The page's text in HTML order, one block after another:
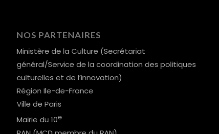
NOS PARTENAIRES
Ministère de la Culture (Secrétariat
général/Service de la coordination des politiques
culturelles et de l’innovation)
Région Ile-de-France
Ville de Paris
Mairie du 10e